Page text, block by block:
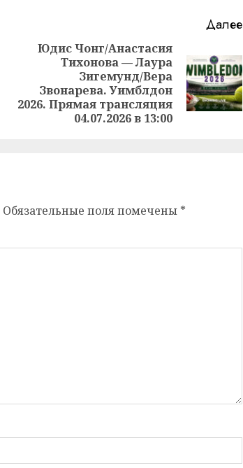
Предыдущая
запись:
Далее
Следующая
запись:
Юдис Чонг/Анастасия
Тихонова — Лаура
Зигемунд/Вера
Звонарева. Уимблдон
2026. Прямая трансляция
04.07.2026 в 13:00
Обязательные поля помечены *